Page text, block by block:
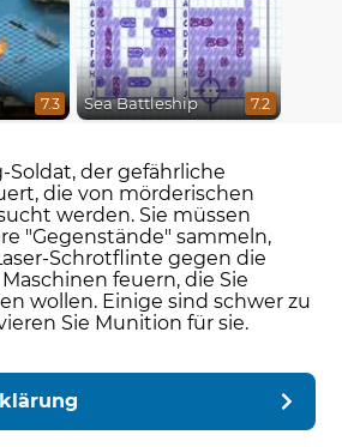
7.3 Sea Battleship 7.2
Soldat, der gefährliche
die von mörderischen
werden. Sie müssen
"Gegenstände" sammeln,
Schrotflinte gegen die
feuern, die Sie
wollen. Einige sind schwer zu
Sie Munition für sie.